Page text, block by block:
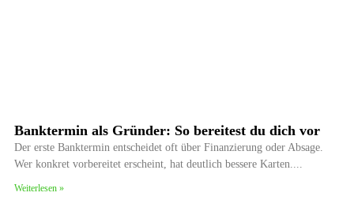
Banktermin als Gründer: So bereitest du dich vor
Der erste Banktermin entscheidet oft über Finanzierung oder Absage.
Wer konkret vorbereitet erscheint, hat deutlich bessere Karten.
Weiterlesen »